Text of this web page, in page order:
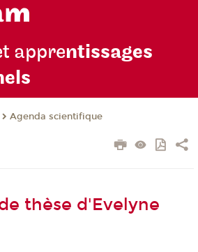
apprentissages
Agenda scientifique
thèse d'Evelyne